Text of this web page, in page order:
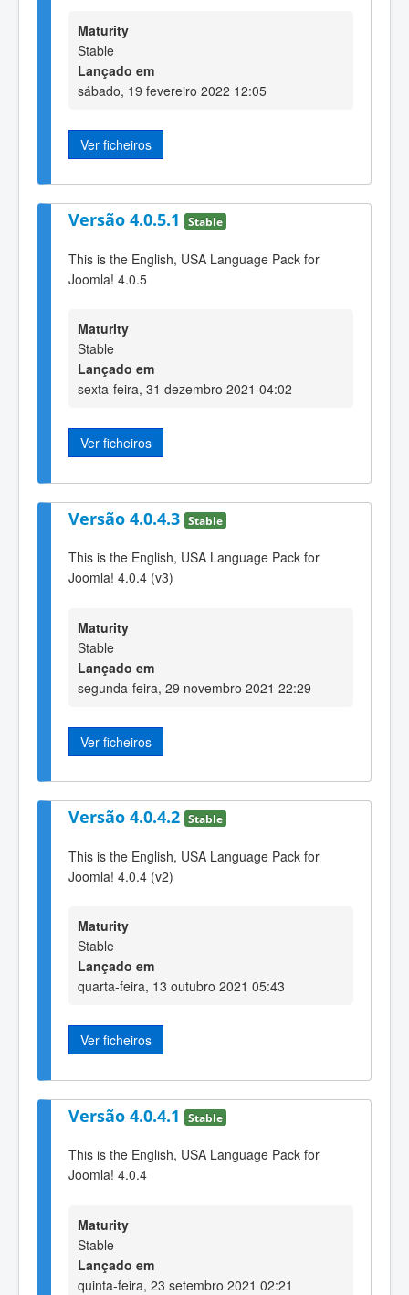
Maturity
Stable
Lançado em
sábado, 19 fevereiro 2022 12:05
Ver ficheiros
Versão 4.0.5.1 Stable
This is the English, USA Language Pack for
Joomla! 4.0.5
Maturity
Stable
Lançado em
sexta-feira, 31 dezembro 2021 04:02
Ver ficheiros
Versão 4.0.4.3 Stable
This is the English, USA Language Pack for
Joomla! 4.0.4 (v3)
Maturity
Stable
Lançado em
segunda-feira, 29 novembro 2021 22:29
Ver ficheiros
Versão 4.0.4.2 Stable
This is the English, USA Language Pack for
Joomla! 4.0.4 (v2)
Maturity
Stable
Lançado em
quarta-feira, 13 outubro 2021 05:43
Ver ficheiros
Versão 4.0.4.1 Stable
This is the English, USA Language Pack for
Joomla! 4.0.4
Maturity
Stable
Lançado em
quinta-feira, 23 setembro 2021 02:21